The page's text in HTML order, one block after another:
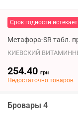
Срок годности истекает
Метафора-SR табл.
КИЕВСКИЙ
254.40 грн
Недостаточно товаров
Бровары 4